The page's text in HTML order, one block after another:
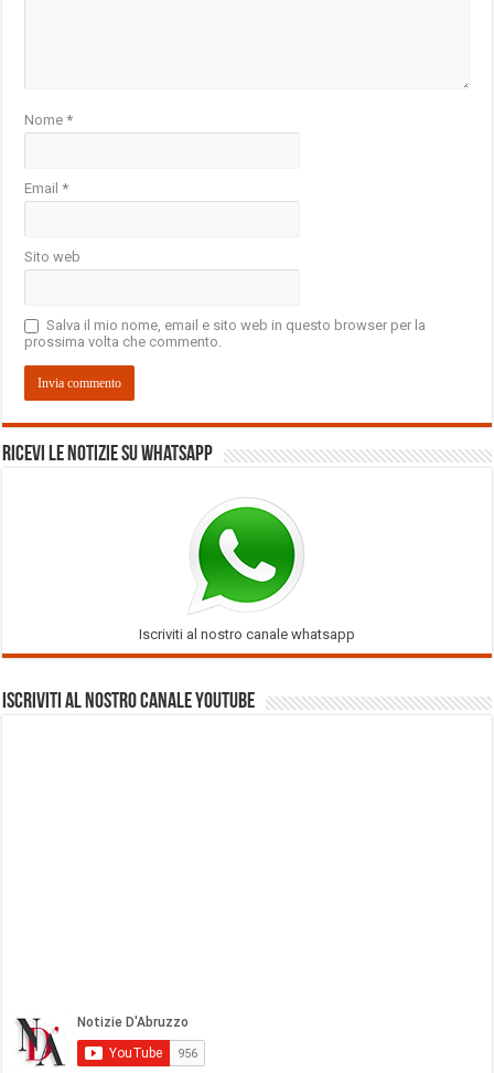
Nome*
Email*
Sito web
Salva il mio nome, email e sito web in questo browser per la
prossima volta che commento.
Ricevi le notizie su Whatsapp
Iscriviti al nostro canale whatsapp
Iscriviti al nostro Canale Youtube